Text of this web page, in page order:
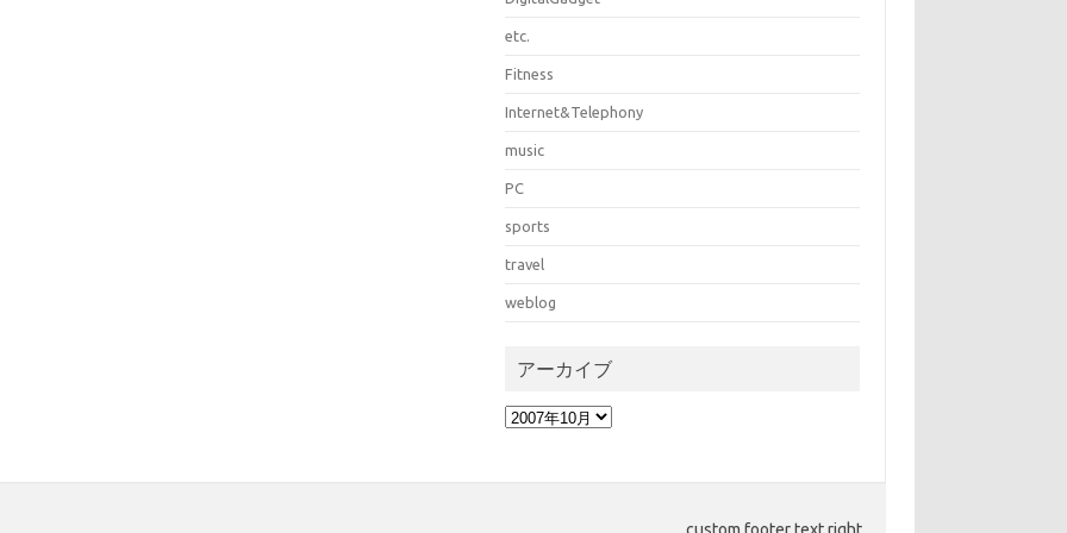
etc.
Fitness
Internet&Telephony
music
PC
sports
travel
weblog
アーカイブ
ア